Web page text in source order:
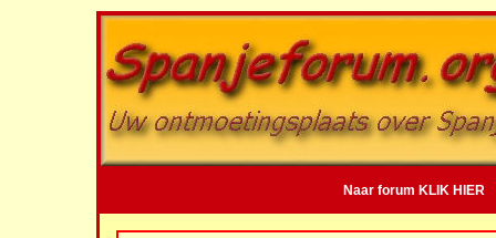
Naar forum KLIK HIER